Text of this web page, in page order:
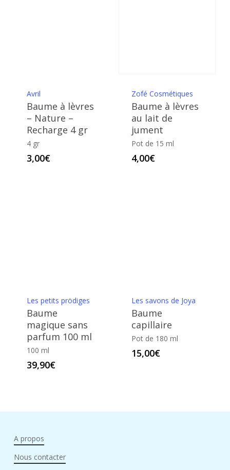
Avril
Baume à lèvres
– Nature –
Recharge 4 gr
4 gr
3,00€
Zofé Cosmétiques
Baume à lèvres
au lait de
jument
Pot de 15 ml
4,00€
Les petits prödiges
Baume
magique sans
parfum 100 ml
100 ml
39,90€
Les savons de Joya
Baume
capillaire
Pot de 180 ml
15,00€
A propos
Nous contacter